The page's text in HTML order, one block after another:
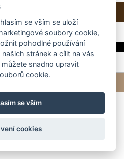
do složky
4|5|6|7(čas ve vteřinách)
se vším se uloží
soubory cookie,
pohodlné používání
stránek a cílit na vás
snadno upravit
cookie.
se vším
cookies